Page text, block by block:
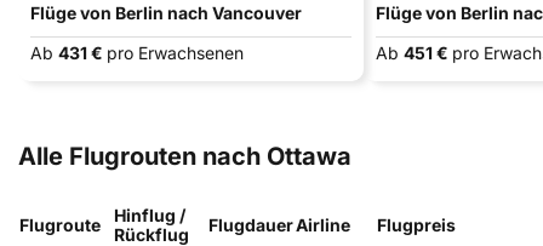
Flüge von Berlin nach Vancouver
Ab 431 € pro Erwachsenen
Flüge von Berlin
Ab 451 € pro
Alle Flugrouten nach Ottawa
Flugroute
Hinflug /
Rückflug
FlugdauerAirline Flugpreis